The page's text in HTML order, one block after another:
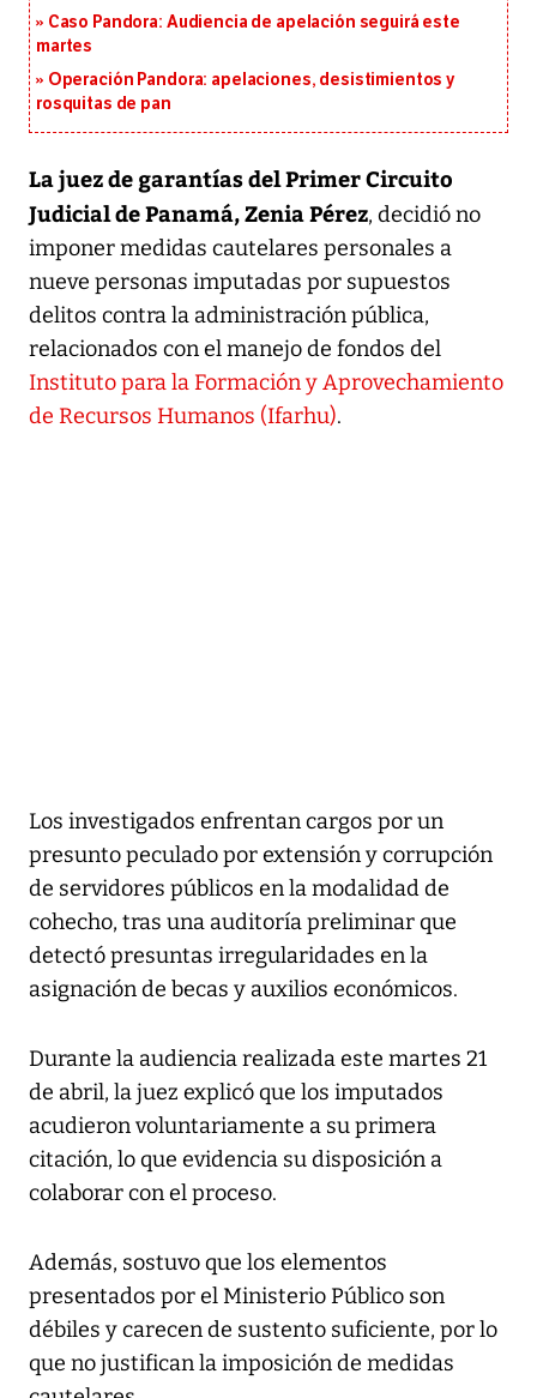
Caso Pandora: Audiencia de apelación seguirá este
martes
Operación Pandora: apelaciones, desistimientos y
rosquitas de pan
La juez de garantías del Primer Circuito
Judicial de Panamá, Zenia Pérez, decidió no
imponer medidas cautelares personales a
nueve personas imputadas por supuestos
delitos contra la administración pública,
relacionados con el manejo de fondos del
Instituto para la Formación y Aprovechamiento
de Recursos Humanos (Ifarhu).
Los investigados enfrentan cargos por un
presunto peculado por extensión y corrupción
de servidores públicos en la modalidad de
cohecho, tras una auditoría preliminar que
detectó presuntas irregularidades en la
asignación de becas y auxilios económicos.
Durante la audiencia realizada este martes 21
de abril, la juez explicó que los imputados
acudieron voluntariamente a su primera
citación, lo que evidencia su disposición a
colaborar con el proceso.
Además, sostuvo que los elementos
presentados por el Ministerio Público son
débiles y carecen de sustento suficiente, por lo
que no justifican la imposición de medidas